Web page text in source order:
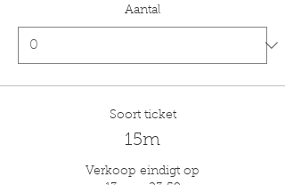
Aantal
Soort ticket
15m
Verkoop eindigt op